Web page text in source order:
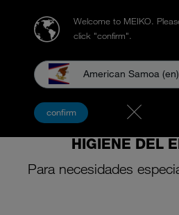
Welcome to MEIKO.
click "confirm".
American Samoa (en)
confirm
MEIKO ACTIVE
PRODUCTOS
HIGIENE DEL
Para necesidades